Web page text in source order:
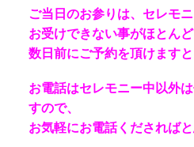
ご当日のお参りは、セレモニ
お受けできない事がほとん
数日前にご予約を頂けますと
お電話はセレモニー中以外
すので、
お気軽にお電話くださればと